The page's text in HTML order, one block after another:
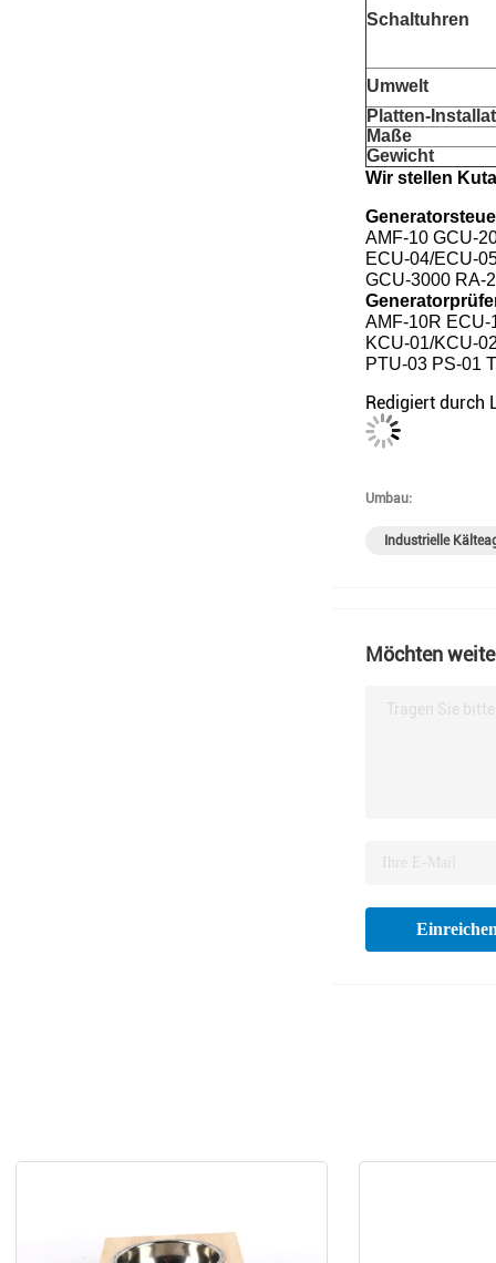
Schaltuhren
Umwelt
Platten-
Maße
Gewicht
Wir stellen
AMF-10 GCU-
ECU-04/ECU-
GCU-3000 RA-
AMF-10R ECU-
KCU-01/KCU-
PTU-03 PS-01
Redigiert durch
Umbau:
Industrielle
Möchten
Tragen Sie